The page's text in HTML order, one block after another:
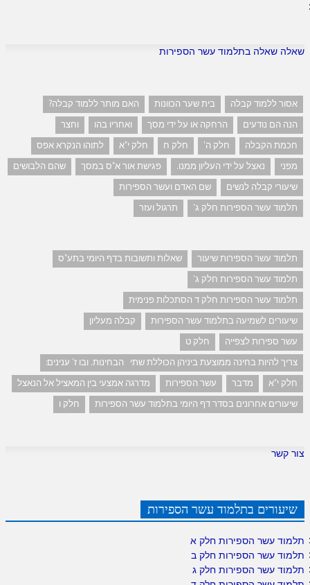
שאלה שאלה בתלמוד עשר הספירות
אסור ללמוד קבלה בית שער הכוונות
האם מותר ללמוד קבלה?
הנה הם נודעים
הרחקה או על ידי מסך ואחריו בהו
וחצר
חכמת הקבלה
חלק ה' חלק ח חלק י"א
לתוהו הנקרא אפס
מפני
נאצל על ידי העליון ממנו. פגישת אור א"ס במסך
שהם הלבושים
שיעורי קבלה לנשים
שם האדם ועשר הספירות
תלמוד עשר הספירות חלק ג'
תרגול ועזר
תלמוד עשר הספירות שיעור
שאלות ותשובות בדף היומי בתע"ס
תלמוד עשר הספירות חלק ג'
תלמוד עשר הספירות חלק ד הסתכלות פנימית
שיעורים לשמיעה בתלמוד עשר הספירות
קבלה מעליון
עשר ספירות לצפייה
חלק ט
צריך להיות בחינה ממוצעת ביניהן הכוללת שתי הבחינות. ובו ז' ענינים:
חלק י"א
מדבר עשר הספירות
מדרגה אמצעי בין המאציל אל הנאצל
שיעורים אחרונים בסדר דף היומי בתלמוד עשר הספירות
חלק ו
צור קשר
שיעורים בתלמוד עשר הספירות
תלמוד עשר הספירות חלק א
תלמוד עשר הספירות חלק ב
תלמוד עשר הספירות חלק ג